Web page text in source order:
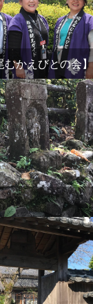
むかえびとの会】